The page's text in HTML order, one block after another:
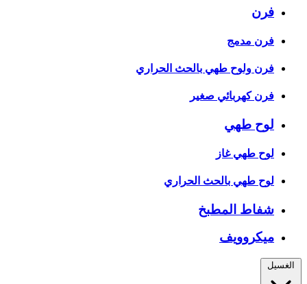
فرن
فرن مدمج
فرن ولوح طهي بالحث الحراري
فرن كهربائي صغير
لوح طهي
لوح طهي غاز
لوح طهي بالحث الحراري
شفاط المطبخ
ميكروويف
الغسيل